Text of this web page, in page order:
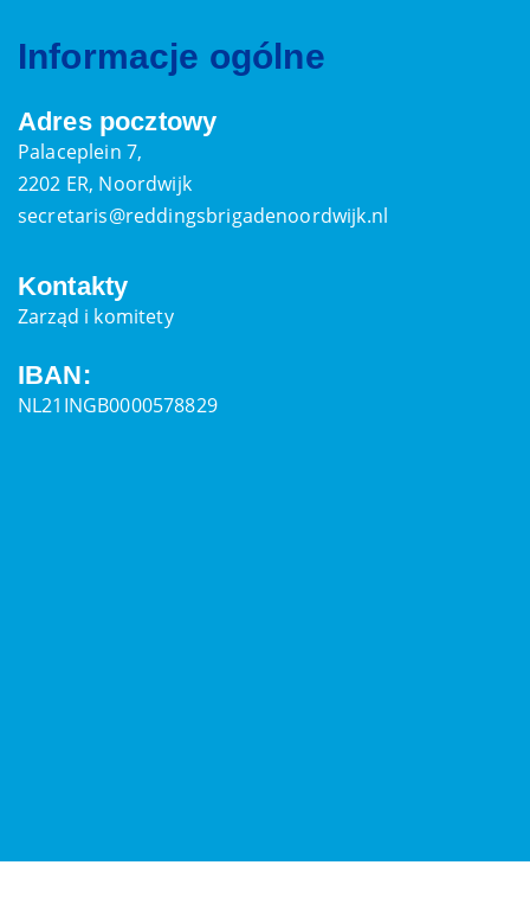
Informacje ogólne
Adres pocztowy
Palaceplein 7,
2202 ER, Noordwijk
secretaris@reddingsbrigadenoordwijk.nl
Kontakty
Zarząd i komitety
IBAN:
NL21INGB0000578829